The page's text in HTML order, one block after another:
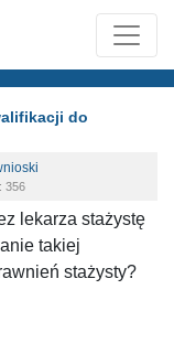
do
356
lekarza stażystę
takiej
stażysty?